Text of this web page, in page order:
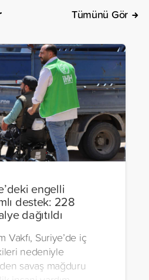
Tümünü Gör
engelli
destek: 228
dağıtıldı
Vakfı, Suriye’de iç
nedeniyle
savaş mağduru